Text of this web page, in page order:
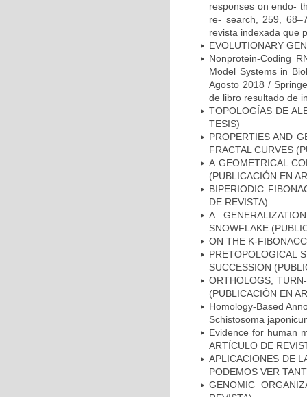
responses on endo-
re- search, 259,
revista indexada que
EVOLUTIONARY
Nonprotein-Coding
Model Systems in
Agosto 2018 /
de libro resultado de
TOPOLOGÍAS DE
TESIS)
PROPERTIES AND
FRACTAL CURVES
A GEOMETRICAL
(PUBLICACIÓN EN
BIPERIODIC
DE REVISTA)
A
SNOWFLAKE
ON THE K-
PRETOPOLOGICAL
SUCCESSION
ORTHOLOGS,
(PUBLICACIÓN EN
Homology-Based
Schistosoma
Evidence for human
ARTÍCULO DE
APLICACIONES DE
PODEMOS VER
GENOMIC